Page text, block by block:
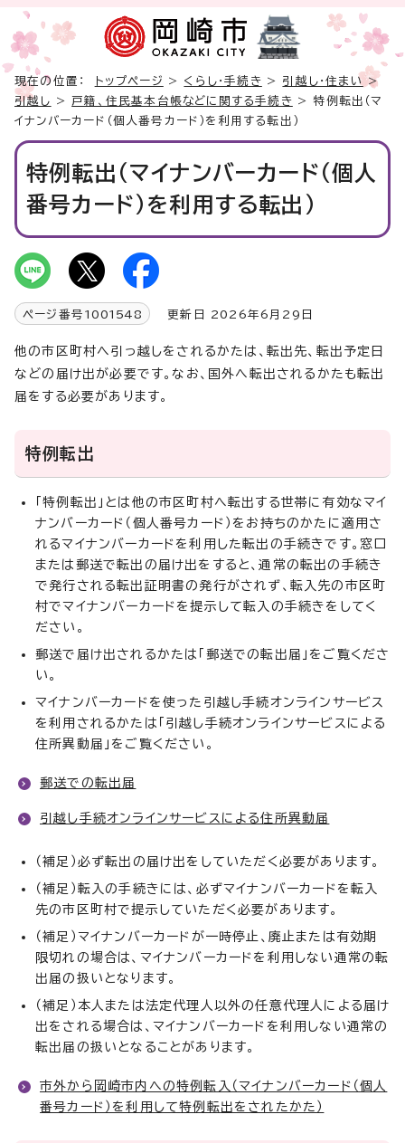
現在の位置： トップページ > くらし・手続き > 引越し・住まい >
引越し
> 戸籍、住民基本台帳などに関する手続き > 特例転出（マ
イナンバーカード（個人番号カード）を利用する転出）
特例転出（マイナンバーカード（個人
番号カード）を利用する転出）
ページ番号 1001548 更新日 2026年6月29日
他の市区町村へ引っ越しをされるかたは、転出先、転出予定日
などの届け出が必要です。なお、国外へ転出されるかたも転出
届をする必要があります。
特例転出
「特例転出」とは他の市区町村へ転出する世帯に有効なマイ
ナンバーカード（個人番号カード）をお持ちのかたに適用さ
れるマイナンバーカードを利用した転出の手続きです。窓口
または郵送で転出の届け出をすると、通常の転出の手続き
で発行される転出証明書の発行がされず、転入先の市区町
村でマイナンバーカードを提示して転入の手続きをしてく
ださい。
郵送で届け出されるかたは「郵送での転出届」をご覧くださ
い。
マイナンバーカードを使った引越し手続オンラインサービス
を利用されるかたは「引越し手続オンラインサービスによる
住所異動届」をご覧ください。
郵送での転出届
引越し手続オンラインサービスによる住所異動届
（補足）必ず転出の届け出をしていただく必要があります。
（補足）転入の手続きには、必ずマイナンバーカードを転入
先の市区町村で提示していただく必要があります。
（補足）マイナンバーカードが一時停止、廃止または有効期
限切れの場合は、マイナンバーカードを利用しない通常の転
出届の扱いとなります。
（補足）本人または法定代理人以外の任意代理人による届け
出をされる場合は、マイナンバーカードを利用しない通常の
転出届の扱いとなることがあります。
市外から岡崎市内への特例転入（マイナンバーカード（個人
番号カード）を利用して特例転出をされたかた）